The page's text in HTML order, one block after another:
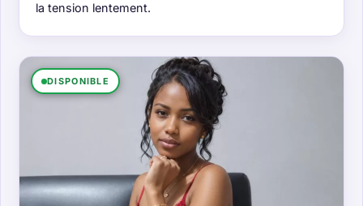
la tension lentement.
DISPONIBLE